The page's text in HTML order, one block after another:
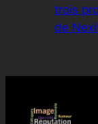
trois
de